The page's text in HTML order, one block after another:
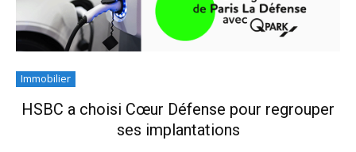
Immobilier
HSBC a choisi Cœur Défense pour regrouper
ses implantations